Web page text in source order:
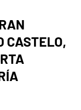
CASTELO,